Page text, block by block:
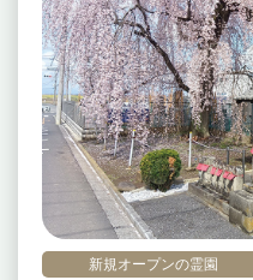
新規オープンの霊園